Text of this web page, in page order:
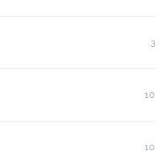
3
10
10